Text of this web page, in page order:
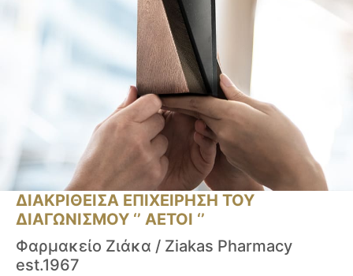
ΔΙΑΚΡΙΘΕΙΣΑ ΕΠΙΧΕΙΡΗΣΗ ΤΟΥ
ΔΙΑΓΩΝΙΣΜΟΥ ‘’ ΑΕΤΟΙ ‘’
Φαρμακείο Ζιάκα / Ziakas Pharmacy
est.1967